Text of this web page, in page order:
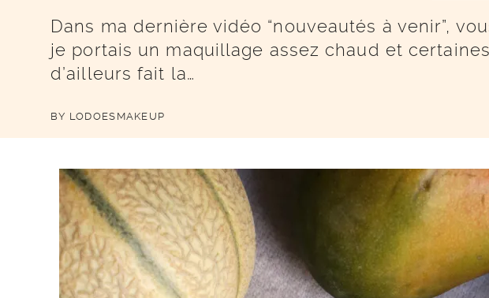
Dans ma dernière vidéo “nouveautés à venir”,
je portais un maquillage assez chaud et
d’ailleurs fait la…
BY LODOESMAKEUP